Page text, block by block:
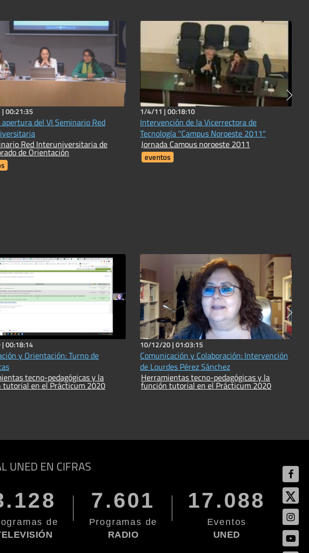
|00:21:35
del VI Seminario Red
Red Interuniversitaria de
de Orientación
1/4/11 |00:18:10
Intervención de la Vicerrectora de
Tecnología "Campus Noroeste 2011"
Jornada Campus noroeste 2011
eventos
|00:18:14
y Orientación: Turno de
tecno-pedagógicas y la
tutorial en el Prácticum 2020
10/12/20 |01:03:15
Comunicación y Colaboración: Intervención
de Lourdes Pérez Sánchez
Herramientas tecno-pedagógicas y la
función tutorial en el Prácticum 2020
UNED EN CIFRAS
de
7.601
Programas de
RADIO
17.088
Eventos
UNED